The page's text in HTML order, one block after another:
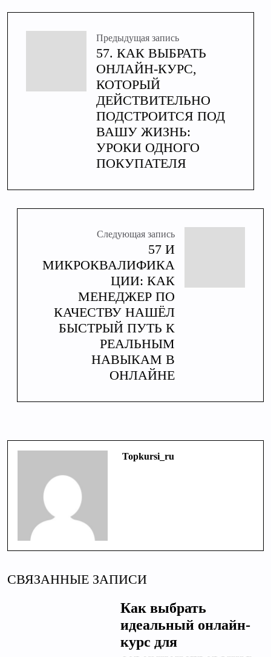
Предыдущая запись
57. КАК ВЫБРАТЬ
ОНЛАЙН-КУРС,
КОТОРЫЙ
ДЕЙСТВИТЕЛЬНО
ПОДСТРОИТСЯ ПОД
ВАШУ ЖИЗНЬ:
УРОКИ ОДНОГО
ПОКУПАТЕЛЯ
Следующая запись
57 И
МИКРОКВАЛИФИКА
ЦИИ: КАК
МЕНЕДЖЕР ПО
КАЧЕСТВУ НАШЁЛ
БЫСТРЫЙ ПУТЬ К
РЕАЛЬНЫМ
НАВЫКАМ В
ОНЛАЙНЕ
Topkursi_ru
СВЯЗАННЫЕ ЗАПИСИ
Как выбрать
идеальный онлайн-
курс для